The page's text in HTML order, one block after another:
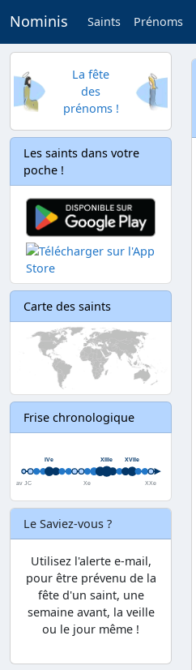
Nominis Saints Prénoms
La fête
des
prénoms !
Les saints dans votre
poche !
Carte des saints
Frise chronologique
Le Saviez-vous ?
Utilisez l'alerte e-mail,
pour être prévenu de la
fête d'un saint, une
semaine avant, la veille
ou le jour même !